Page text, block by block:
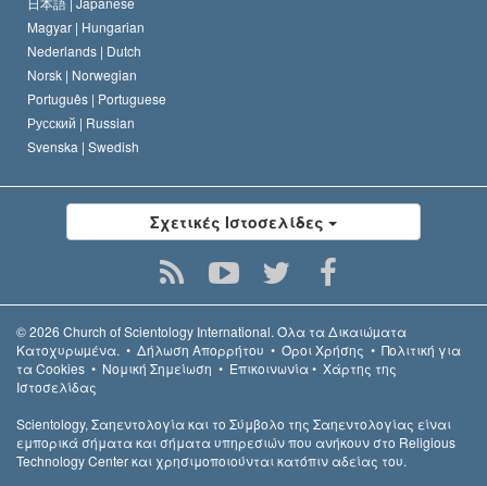
Magyar | Hungarian
Nederlands | Dutch
Norsk | Norwegian
Português | Portuguese
Русский | Russian
Svenska | Swedish
Σχετικές Ιστοσελίδες
© 2026 Church of Scientology International. Όλα τα Δικαιώµατα
Κατοχυρωµένα. • Δήλωση Απορρήτου • Όροι Χρήσης • Πολιτική για
τα Cookies • Νομική Σημείωση • Επικοινωνία• Χάρτης της
Ιστοσελίδας
Scientology, Σαηεντολογία και το Σύμβολο της Σαηεντολογίας είναι
εμπορικά σήματα και σήματα υπηρεσιών που ανήκουν στο Religious
Technology Center και χρησιμοποιούνται κατόπιν αδείας του.